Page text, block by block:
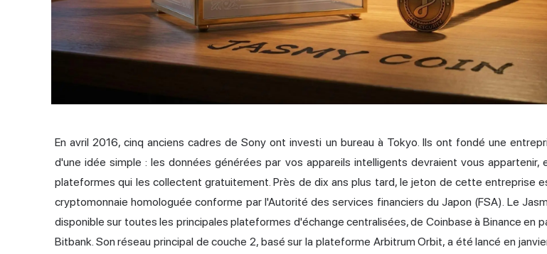
En avril 2016, cinq anciens cadres de Sony ont investi un bureau à Tokyo. Ils ont fondé une
d'une idée simple : les données générées par vos appareils intelligents devraient vous appartenir,
plateformes qui les collectent gratuitement. Près de dix ans plus tard, le jeton de cette entreprise
cryptomonnaie homologuée conforme par l'Autorité des services financiers du Japon (FSA). Le
disponible sur toutes les principales plateformes d'échange centralisées, de Coinbase à Binance en
Bitbank. Son réseau principal de couche 2, basé sur la plateforme Arbitrum Orbit, a été lancé en